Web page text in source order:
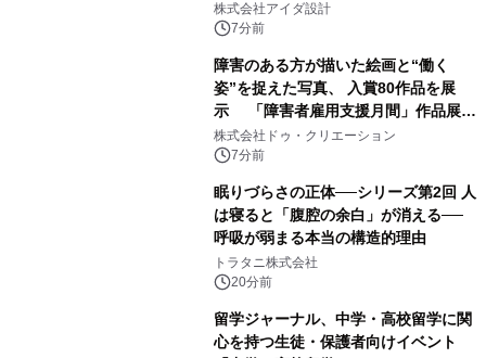
株式会社アイダ設計
7分前
障害のある方が描いた絵画と“働く
姿”を捉えた写真、 入賞80作品を展
示 「障害者雇用支援月間」作品展示
会を 東京・愛知で開催
株式会社ドゥ・クリエーション
7分前
眠りづらさの正体──シリーズ第2回 人
は寝ると「腹腔の余白」が消える──
呼吸が弱まる本当の構造的理由
トラタニ株式会社
20分前
留学ジャーナル、中学・高校留学に関
心を持つ生徒・保護者向けイベント